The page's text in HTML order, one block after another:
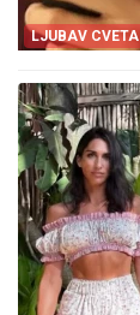
LJUBAV CVETA